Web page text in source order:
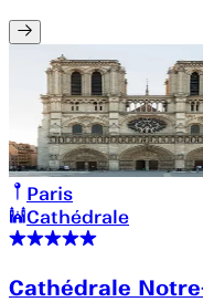
Paris
Cathédrale
Cathédrale